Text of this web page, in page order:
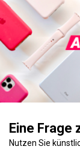
Eine Frage
Nutzen Sie